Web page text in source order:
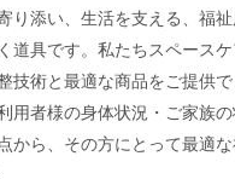
り添い、生活を支える、福
道具です。私たちスペース
技術と最適な商品をご提供
用者様の身体状況・ご家族
から、その方にとって最適